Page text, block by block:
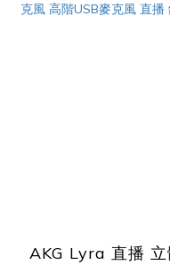
AKG Lyra 直播 立